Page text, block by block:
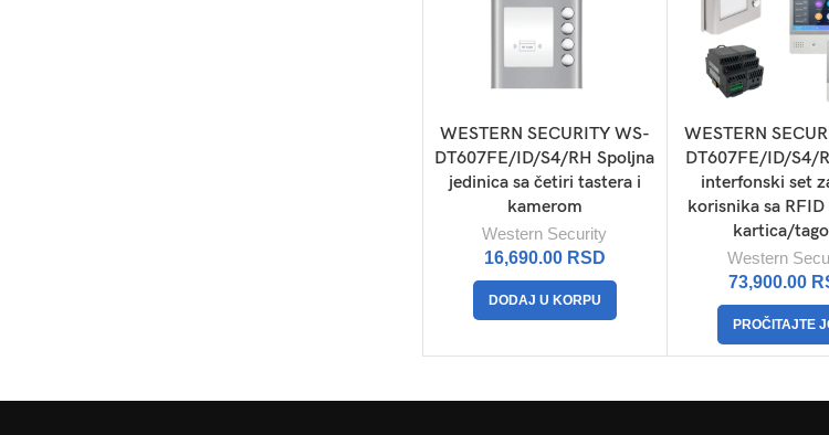
WESTERN SECURITY WS-
DT607FE/ID/S4/RH Spoljna
jedinica sa četiri tastera i
kamerom
Western Security
16,690.00 RSD
DODAJ U KORPU
WESTERN
DT607FE/ID/S4/
interfonski set
korisnika sa
kartica/
Western
73,900.00
PROČITAJTE